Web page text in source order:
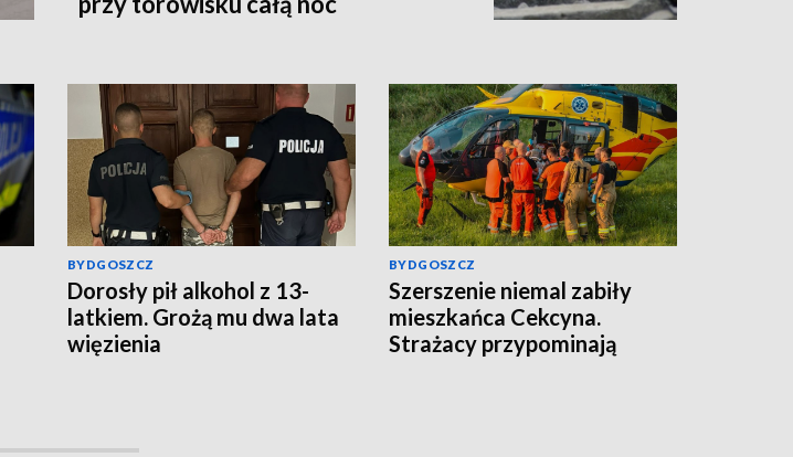
BYDGOSZCZ
Dorosły pił alkohol z 13-
latkiem. Grożą mu dwa lata
więzienia
BYDGOSZCZ
Szerszenie niemal zabiły
mieszkańca Cekcyna.
Strażacy przypominają